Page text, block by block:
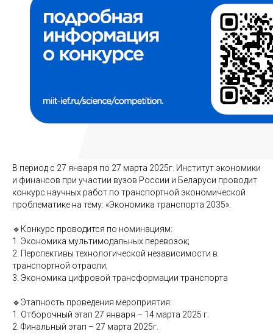
В период с 27 января по 27 марта 2025г. Институт экономики
и финансов при участии вузов России и Беларуси проводит
конкурс научных работ по транспортной экономической
проблематике на тему: «Экономика транспорта 2035».
🔹Конкурс проводится по номинациям:
1. Экономика мультимодальных перевозок;
2. Перспективы технологической независимости в
транспортной отрасли;
3. Экономика цифровой трансформации транспорта
🔹Этапность проведения мероприятия:
1. Отборочный этап 27 января – 14 марта 2025 г.
2. Финальный этап – 27 марта 2025г.